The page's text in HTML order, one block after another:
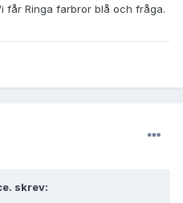
får Ringa farbror blå och fråga.
skrev: